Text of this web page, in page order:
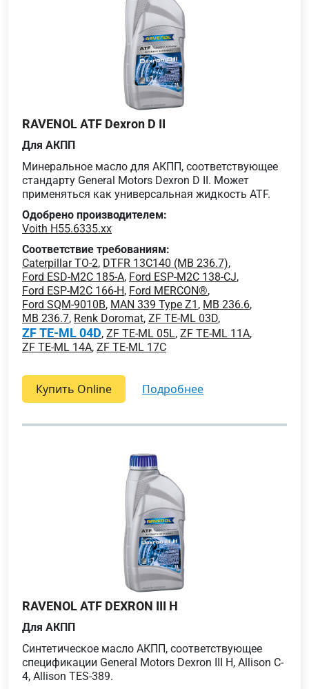
RAVENOL ATF Dexron D II
Для АКПП
Минеральное масло для АКПП, соответствующее
стандарту General Motors Dexron D II. Может
применяться как универсальная жидкость ATF.
Одобрено производителем:
Voith H55.6335.xx
Соответствие требованиям:
Caterpillar TO-2, DTFR 13C140 (MB 236.7),
Ford ESD-M2C 185-A, Ford ESP-M2C 138-CJ,
Ford ESP-M2C 166-H, Ford MERCON®,
Ford SQM-9010B, MAN 339 Type Z1 , MB 236.6,
MB 236.7, Renk Doromat, ZF TE-ML 03D,
ZF TE-ML 04D, ZF TE-ML 05L, ZF TE-ML 11A,
ZF TE-ML 14A, ZF TE-ML 17C
Купить Online подробнее
RAVENOL ATF DEXRON III H
Для АКПП
Cинтетическое масло АКПП, соответствующее
спецификации General Motors Dexron III H, Allison C-
4, Allison TES-389.